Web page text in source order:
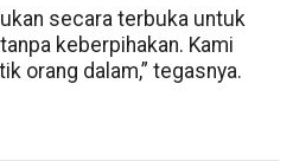
secara terbuka untuk
keberpihakan. Kami
orang dalam,” tegasnya.